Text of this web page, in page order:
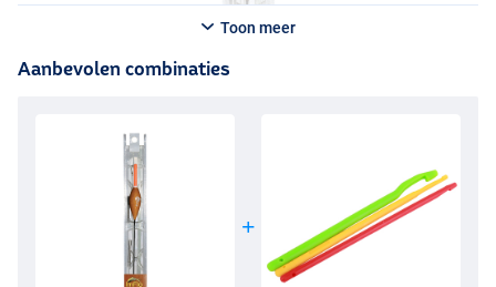
Toon meer
Aanbevolen combinaties